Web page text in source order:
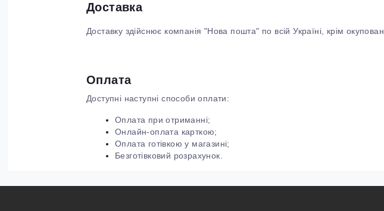
Доставка
Доставку здійснює компанія "Нова пошта" по всій Україні, крім
Оплата
Доступні наступні способи оплати:
Оплата при отриманні;
Онлайн-оплата карткою;
Оплата готівкою у магазині;
Безготівковий розрахунок.